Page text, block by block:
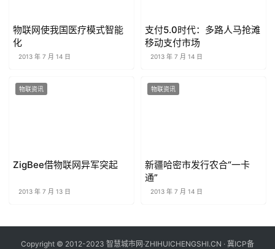
物联网使我国医疗模式智能
化
2013 年 7 月 14 日
支付5.0时代：多路人马抢滩
移动支付市场
2013 年 7 月 14 日
物联资讯
ZigBee借物联网异军突起
2013 年 7 月 13 日
物联资讯
新疆哈密市发行农合“一卡
通”
2013 年 7 月 14 日
Copyright © 2012-2023 智慧城市网·ZHIHUICHENGSHI.CN · 冀ICP备